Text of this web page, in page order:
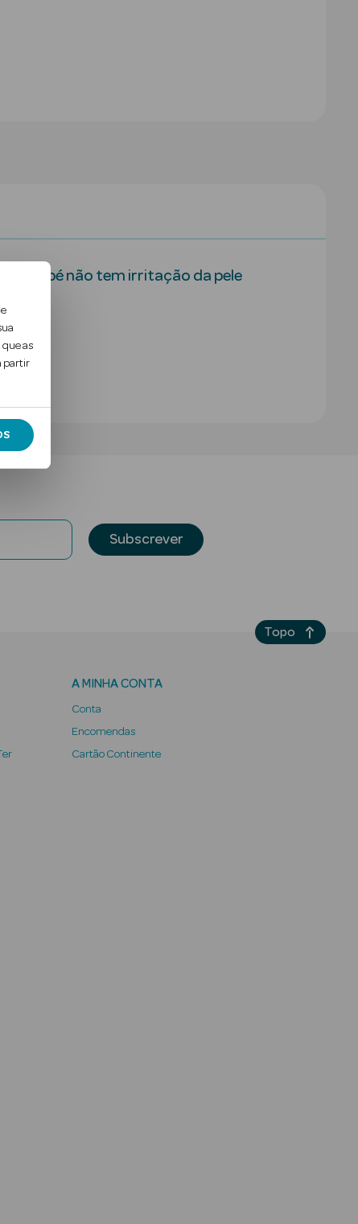
que as
partir
bebé não tem irritação da pele
Subscrever
A MINHA CONTA
Conta
Encomendas
Cartão Continente
Topo